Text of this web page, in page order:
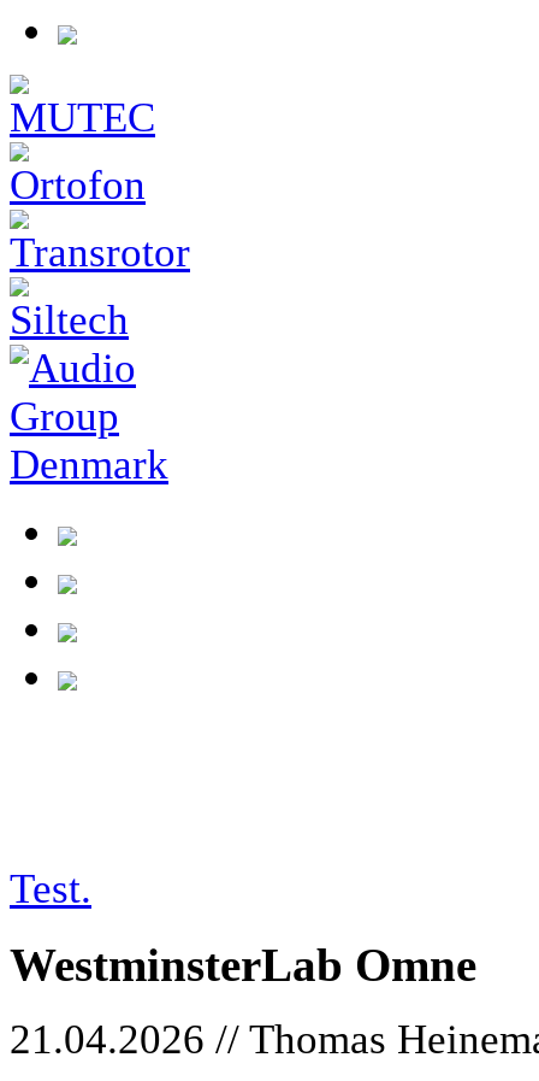
Test.
WestminsterLab Omne
21.04.2026 // Thomas